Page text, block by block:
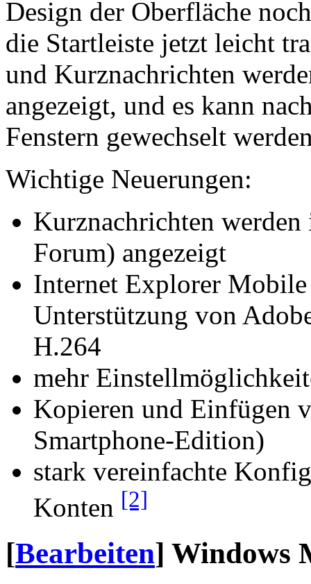
Design der Oberfläche
die Startleiste jetzt leicht
und Kurznachrichten
angezeigt, und es kann
Fenstern gewechselt
Wichtige Neuerungen:
Kurznachrichten
Forum) angezeigt
Internet Explorer
Unterstützung von
H.264
mehr
Kopieren und Einfügen
Smartphone-Edition)
stark vereinfachte
Konten [2]
[Bearbeiten] Windows